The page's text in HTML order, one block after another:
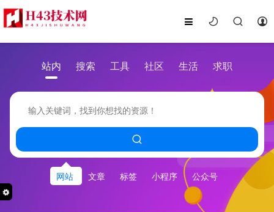
站内 搜索 工具 社区 生活 求职
网站 文章 标签 小程序 公众号